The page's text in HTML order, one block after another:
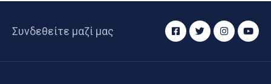
Συνδεθείτε μαζί μας